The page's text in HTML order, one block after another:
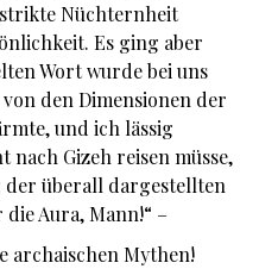
Nüchternheit
Es ging aber
Wort wurde bei uns
den Dimensionen der
und ich lässig
Gizeh reisen müsse,
der überall dargestellten
Aura, Mann!“ –
archaischen Mythen!